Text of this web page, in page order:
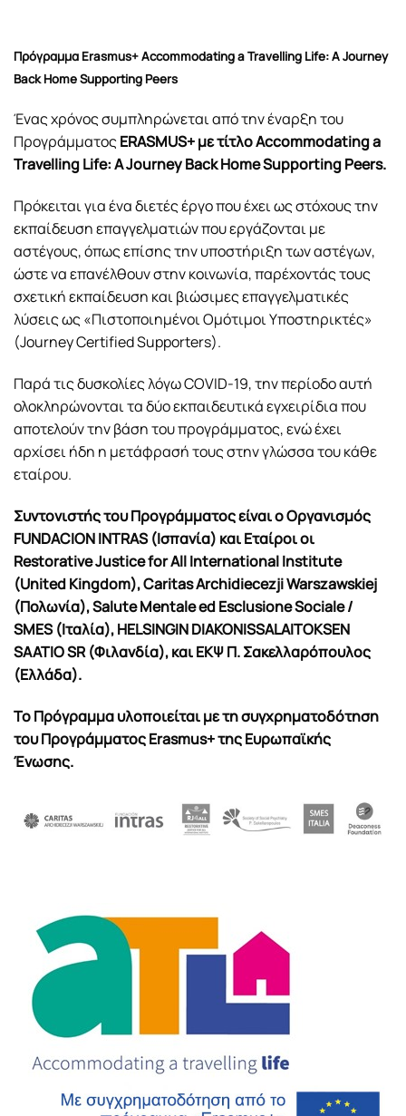
Πρόγραμμα Erasmus+ Accommodating a Travelling Life: A Journey
Back Home Supporting Peers
Ένας χρόνος συμπληρώνεται από την έναρξη του
ΠρογράμματοςERASMUS+ με τίτλο Accommodating a
Travelling Life: A Journey Back Home Supporting Peers.
Πρόκειται για ένα διετές έργο που έχει ως στόχους την
εκπαίδευση επαγγελματιών που εργάζονται με
αστέγους, όπως επίσης την υποστήριξη των αστέγων,
ώστε να επανέλθουν στην κοινωνία, παρέχοντάς τους
σχετική εκπαίδευση και βιώσιμες επαγγελματικές
λύσεις ως «Πιστοποιημένοι Ομότιμοι Υποστηρικτές»
(Journey Certified Supporters).
Παρά τις δυσκολίες λόγω COVID-19, την περίοδο αυτή
ολοκληρώνονται τα δύο εκπαιδευτικά εγχειρίδια που
αποτελούν την βάση του προγράμματος, ενώ έχει
αρχίσει ήδη η μετάφρασή τους στην γλώσσα του κάθε
εταίρου.
Συντονιστής του Προγράμματος είναι ο Οργανισμός
FUNDACION INTRAS (Ισπανία) και Εταίροι οι
Restorative Justice for All International Institute
(United Kingdom), Caritas Archidiecezji Warszawskiej
(Πολωνία), Salute Mentale ed Esclusione Sociale /
SMES (Ιταλία), HELSINGIN DIAKONISSALAITOKSEN
SAATIO SR (Φιλανδία), και ΕΚΨ Π. Σακελλαρόπουλος
(Ελλάδα).
Το Πρόγραμμα υλοποιείται με τη συγχρηματοδότηση
του Προγράμματος Erasmus+ της Ευρωπαϊκής
Ένωσης.